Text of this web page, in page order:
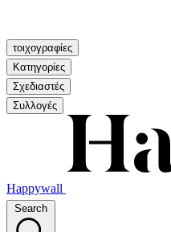
τοιχογραφίες
Κατηγορίες
Σχεδιαστές
Συλλογές
Happywall
Search